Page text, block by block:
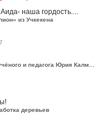
наша гордость....
из Учкекена
В Черкесске чествовали выдающегося юриста, учёного и педагога Юрия Калмыкова
деревьев